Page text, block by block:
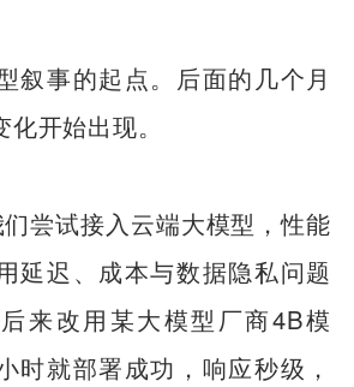
叙事的起点。后面的几个月
开始出现。
尝试接入云端大模型，性能
延迟、成本与数据隐私问题
来改用某大模型厂商4B模
时就部署成功，响应秒级，